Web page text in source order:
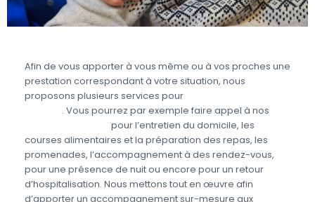
Afin de vous apporter à vous même ou à vos proches une
prestation correspondant à votre situation, nous
proposons plusieurs services pour
. Vous pourrez par exemple faire appel à nos
pour l’entretien du domicile, les
courses alimentaires et la préparation des repas, les
promenades, l’accompagnement à des rendez-vous,
pour une présence de nuit ou encore pour un retour
d’hospitalisation. Nous mettons tout en œuvre afin
d’apporter un accompagnement sur-mesure aux